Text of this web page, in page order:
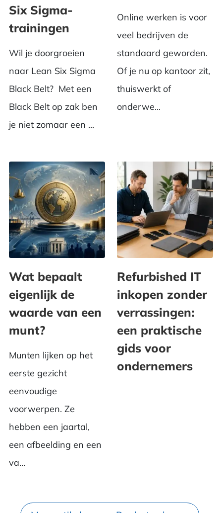
Six Sigma-
trainingen
Wil je doorgroeien
naar Lean Six Sigma
Black Belt? Met een
Black Belt op zak ben
je niet zomaar een ...
Online werken is voor
veel bedrijven de
standaard geworden.
Of je nu op kantoor zit,
thuiswerkt of
onderwe...
Wat bepaalt
eigenlijk de
waarde van een
munt?
Munten lijken op het
eerste gezicht
eenvoudige
voorwerpen. Ze
hebben een jaartal,
een afbeelding en een
va...
Refurbished IT
inkopen zonder
verrassingen:
een praktische
gids voor
ondernemers